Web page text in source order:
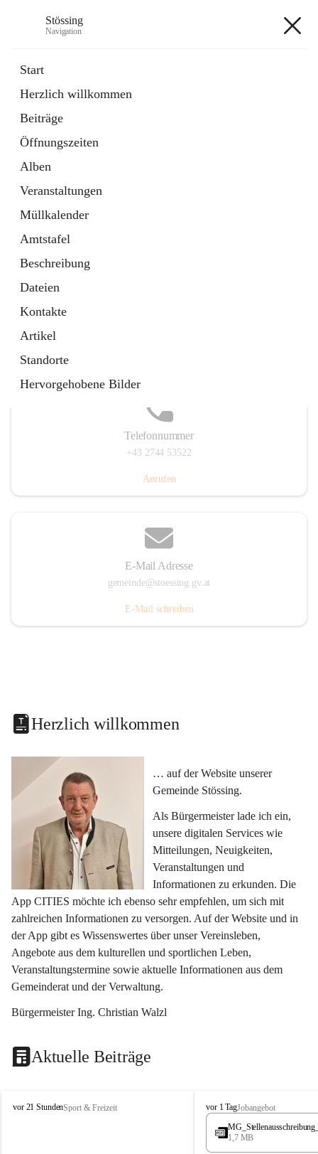
Stössing
Navigation
Start
Herzlich willkommen
Beiträge
Öffnungszeiten
Alben
Veranstaltungen
Müllkalender
Amtstafel
Beschreibung
Dateien
Kontakte
Artikel
Standorte
Hervorgehobene Bilder
Datei
in
Tab
Kindergarten
öffnet
in
neuem
Tab
Telefonnummer
+43 2744 53522
Anrufen
E-Mail Adresse
gemeinde@stoessing.gv.at
E-Mail schreiben
Herzlich willkommen
… auf der Website unserer
Gemeinde Stössing.
Als Bürgermeister lade ich ein,
unsere digitalen Services wie
Mitteilungen, Neuigkeiten,
Veranstaltungen und
Informationen zu erkunden. Die
App CITIES möchte ich ebenso sehr empfehlen, um sich mit
zahlreichen Informationen zu versorgen. Auf der Website und in
der App gibt es Wissenswertes über unser Vereinsleben,
Angebote aus dem kulturellen und sportlichen Leben,
Veranstaltungstermine sowie aktuelle Informationen aus dem
Gemeinderat und der Verwaltung.
Bürgermeister Ing. Christian Walzl
Aktuelle Beiträge
S
vor 21 StundenSport & Freizeit
S
t
s
vor 1 TagJobangebot
1,7 MB